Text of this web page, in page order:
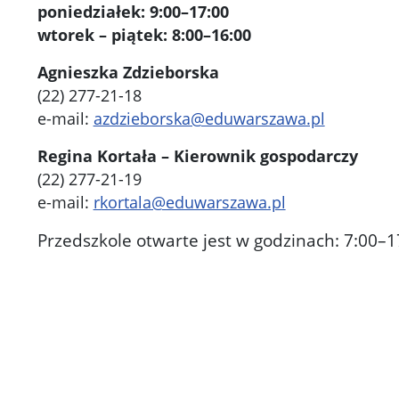
poniedziałek: 9:00–17:00
wtorek – piątek: 8:00–16:00
Agnieszka Zdzieborska
(22) 277-21-18
e-mail: azdzieborska@eduwarszawa.pl
Regina Kortała – Kierownik gospodarczy
(22) 277-21-19
e-mail: rkortala@eduwarszawa.pl
Przedszkole otwarte jest w godzinach: